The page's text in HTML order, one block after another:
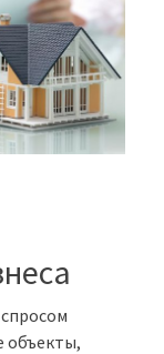
объекты,